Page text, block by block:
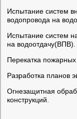
Испытание систем
водопровода на
Испытание систем
на водоотдачу(ВПВ).
Перекатка пожарных
Разработка планов
Огнезащитная
конструкций.